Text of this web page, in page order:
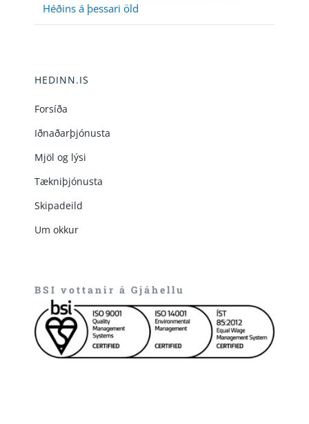
Héðins á þessari öld
HEDINN.IS
Forsíða
Iðnaðarþjónusta
Mjöl og lýsi
Tækniþjónusta
Skipadeild
Um okkur
BSI vottanir á Gjáhellu